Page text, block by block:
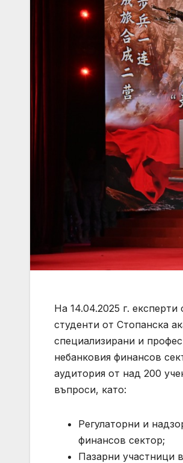
На 14.04.2025 г.
студенти от Стопанска
специализирани и
небанковия финансов
аудитория от над 200
въпроси, като:
Регулаторни и
финансов сектор;
Пазарни участници